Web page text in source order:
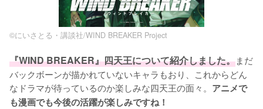
©にいさとる・講談社/WIND BREAKER Project
『WIND BREAKER』四天王について紹介しました。まだ
バックボーンが描かれていないキャラもおり、これからどん
なドラマが待っているのか楽しみな四天王の面々。 アニメで
も漫画でも今後の活躍が楽しみですね！